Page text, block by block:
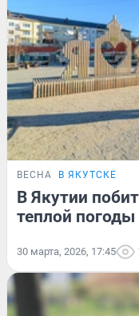
ВЕСНА В ЯКУТСКЕ
В Якутии
теплой погоды
30 марта, 2026, 17:45